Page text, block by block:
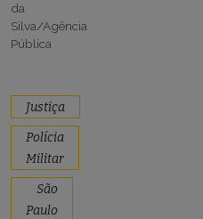
da
Silva/Agência
Pública
Justiça
Polícia
Militar
São
Paulo